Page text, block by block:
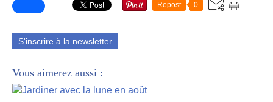
Repost 0
S'inscrire à la newsletter
Vous aimerez aussi :